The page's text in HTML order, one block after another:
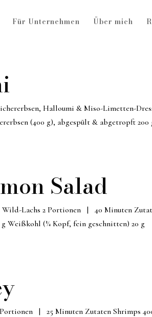
Für Unternehmen Über mich
Halloumi & Miso-Limetten-
(400 g), abgespült & abgetropft 200
Salad
Wild-Lachs 2 Portionen | 40 Minuten
Weißkohl (¼ Kopf, fein geschnitten) 20 g
| 25 Minuten Zutaten Shrimps